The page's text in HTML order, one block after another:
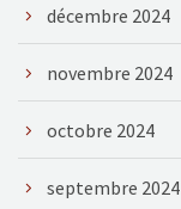
décembre 2024
novembre 2024
octobre 2024
septembre 2024